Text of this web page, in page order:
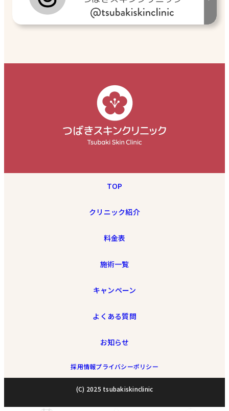
TOP
クリニック紹介
料金表
施術一覧
キャンペーン
よくある質問
お知らせ
採用情報プライバシーポリシー
(C) 2025 tsubakiskinclinic